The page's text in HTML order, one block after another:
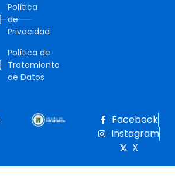
Política
de
Privacidad
Política de
Tratamiento
de Datos
Facebook
Instagram
X